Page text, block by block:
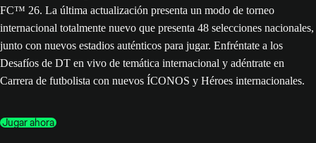
FC™ 26. La última actualización presenta un modo de torneo
internacional totalmente nuevo que presenta 48 selecciones nacionales,
junto con nuevos estadios auténticos para jugar. Enfréntate a los
Desafíos de DT en vivo de temática internacional y adéntrate en
Carrera de futbolista con nuevos ÍCONOS y Héroes internacionales.
Jugar ahora